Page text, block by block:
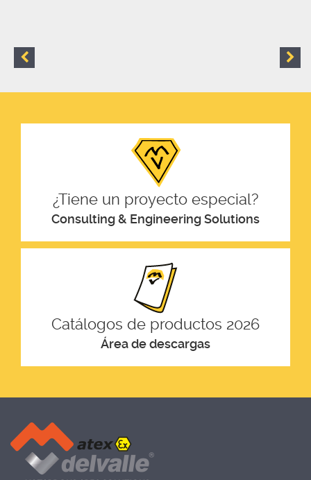
¿Tiene un proyecto especial?
Consulting & Engineering Solutions
Catálogos de productos 2026
Área de descargas